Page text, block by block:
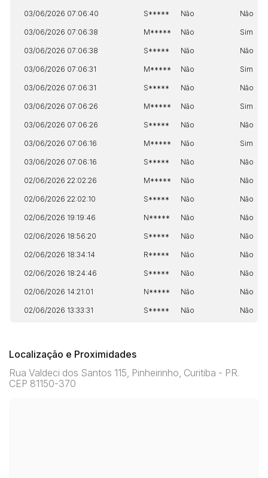
03/06/2026 07:06:40 S***** Não Não
03/06/2026 07:06:38 M***** Não Sim
03/06/2026 07:06:38 S***** Não Não
03/06/2026 07:06:31 M***** Não Sim
03/06/2026 07:06:31 S***** Não Não
03/06/2026 07:06:26 M***** Não Sim
03/06/2026 07:06:26 S***** Não Não
03/06/2026 07:06:16 M***** Não Sim
03/06/2026 07:06:16 S***** Não Não
02/06/2026 22:02:26 M***** Não Não
02/06/2026 22:02:10 S***** Não Não
02/06/2026 19:19:46 N***** Não Não
02/06/2026 18:56:20 S***** Não Não
02/06/2026 18:34:14 R***** Não Não
02/06/2026 18:24:46 S***** Não Não
02/06/2026 14:21:01 N***** Não Não
02/06/2026 13:33:31 S***** Não Não
Localização e Proximidades
Rua Valdeci dos Santos 115, Pinheirinho, Curitiba - PR.
CEP 81150-370